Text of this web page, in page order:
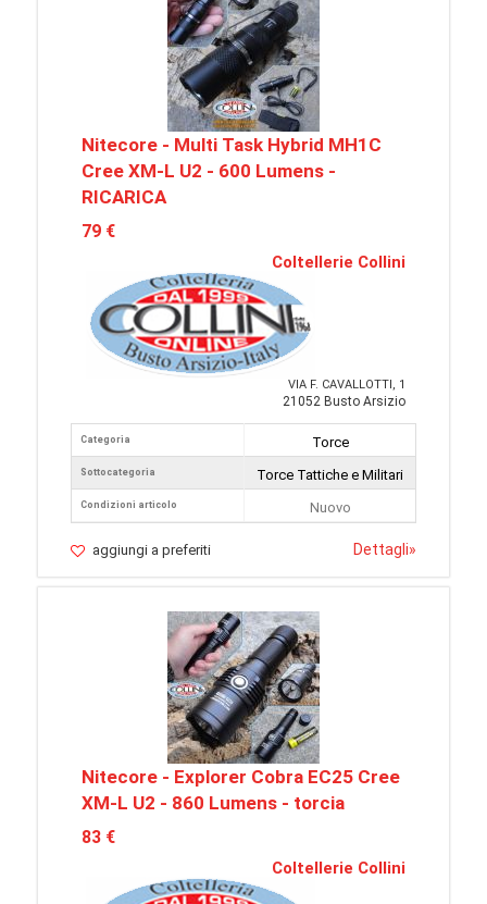
Nitecore - Multi Task Hybrid MH1C
Cree XM-L U2 - 600 Lumens -
RICARICA
79 €
Coltellerie Collini
VIA F. CAVALLOTTI, 1
21052 Busto Arsizio
Categoria
Sottocategoria
Condizioni articolo
Torce
Torce Tattiche e Militari
Nuovo
aggiungi a preferiti Dettagli»
Nitecore - Explorer Cobra EC25 Cree
XM-L U2 - 860 Lumens - torcia
83 €
Coltellerie Collini